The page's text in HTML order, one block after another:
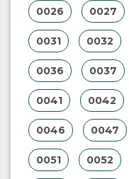
0026 0027
0031 0032
0036 0037
0041 0042
0046 0047
0051 0052